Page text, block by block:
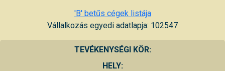
'B' betűs cégek listája
Vállalkozás egyedi adatlapja: 102547
TEVÉKENYSÉGI KÖR:
HELY: